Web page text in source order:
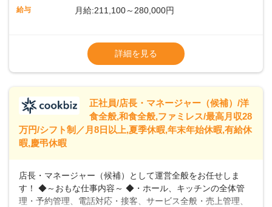
なDX（デジタルトランスフォーメーション）の取り組みを進
います。私たちは、多様な働き方を提供し、ライフステージ
に合わせた柔軟な勤務時間や働きやすい環境を整えていま
います。
給与 月給:211,100～280,000円
※残業代全額支給
※経験に応じて応相談①ナショナル社員：月
給245,800円～②エリア社員 ：月給
詳細を見る
正社員/店長・マネージャー（候補）/洋
食全般,和食全般,ファミレス/最高月収28
万円/シフト制／月8日以上,夏季休暇,年末年始休暇,有給休
暇,慶弔休暇
店長・マネージャー（候補）として運営全般をお任せしま
す！ ◆～おもな仕事内容～ ◆・ホール、キッチンの全体管
理・予約管理、電話対応・接客、サービス全般・売上管理、